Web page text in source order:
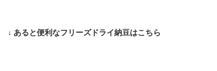
↓ あると便利なフリーズドライ納豆はこちら